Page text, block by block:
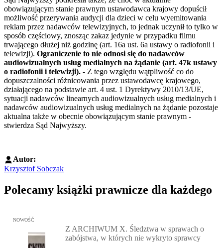
obowiązującym stanie prawnym ustawodawca krajowy dopuścił
możliwość przerywania audycji dla dzieci w celu wyemitowania
reklam przez nadawców telewizyjnych, to jednak uczynił to tylko w
sposób częściowy, znosząc zakaz jedynie w przypadku filmu
trwającego dłużej niż godzinę (art. 16a ust. 6a ustawy o radiofonii i
telewizji). Ograniczenie to nie odnosi się do nadawców
audiowizualnych usług medialnych na żądanie (art. 47k ustawy
o radiofonii i telewizji). - Z tego względu wątpliwość co do
dopuszczalności różnicowania przez ustawodawcę krajowego,
działającego na podstawie art. 4 ust. 1 Dyrektywy 2010/13/UE,
sytuacji nadawców linearnych audiowizualnych usług medialnych i
nadawców audiowizualnych usług medialnych na żądanie pozostaje
aktualna także w obecnie obowiązującym stanie prawnym -
stwierdza Sąd Najwyższy.
Autor:
Krzysztof Sobczak
Polecamy książki prawnicze dla każdego
Przejdź do: Z ARCHIWUM X. Śledztwa w sprawach o
NOWOŚĆ
Z ARCHIWUM X. Śledztwa w sprawach o
zabójstwa, w których nie wykryto sprawcy